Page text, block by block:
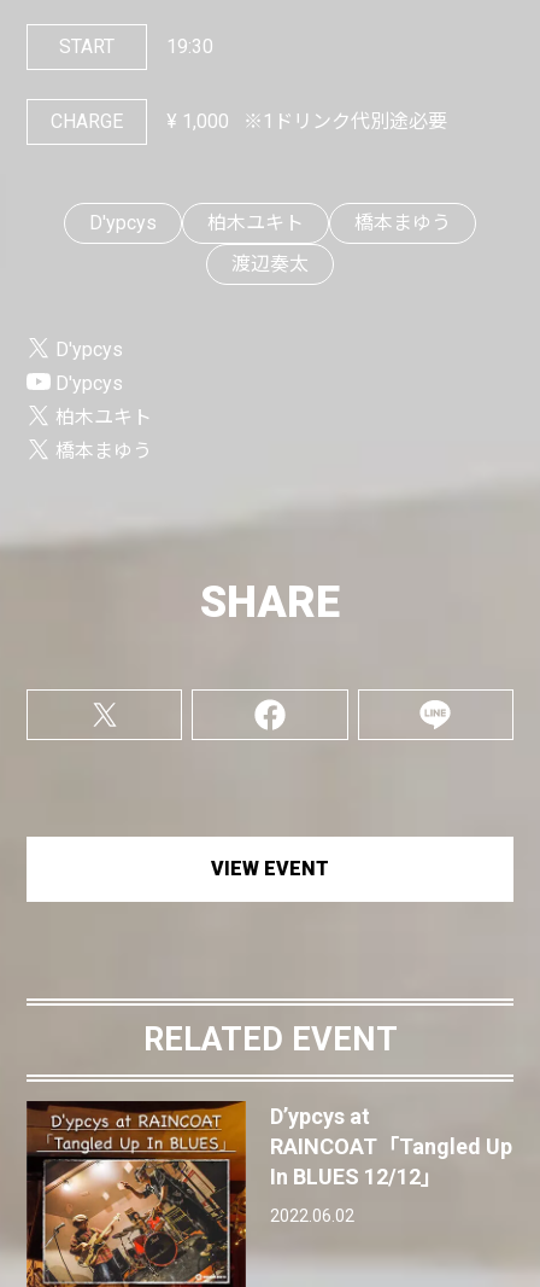
START 19:30
CHARGE ¥ 1,000 ※1ドリンク代別途必要
D'ypcys 柏木ユキト
橋本まゆう
渡辺奏太
D'ypcys
D'ypcys
柏木ユキト
橋本まゆう
SHARE
VIEW EVENT
RELATED EVENT
D’ypcys at
RAINCOAT「Tangled Up
In BLUES 12/12」
2022.06.02